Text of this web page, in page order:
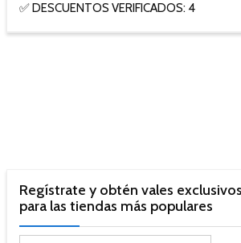
✅ DESCUENTOS VERIFICADOS: 4
Regístrate y obtén vales
para las tiendas más populares